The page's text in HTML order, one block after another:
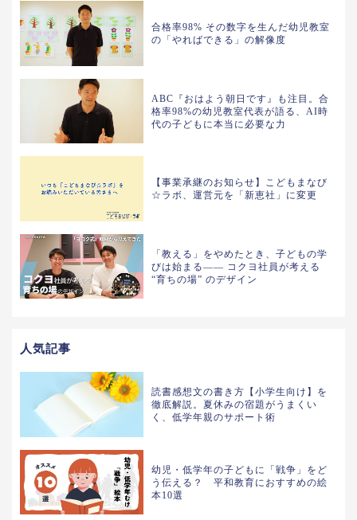
合格率98% その数字を生んだ幼児教室
の「やればできる」の解像度
ABC『おはよう朝日です』も注目。合
格率98%の幼児教室代表が語る、AI時
代の子どもに本当に必要な力
【事業承継のお知らせ】こどもまなび
☆ラボ、運営元を「新恵社」に変更
「教える」をやめたとき、子どもの学
びは始まる—— コクヨ社員が考える
“育ちの場” のデザイン
人気記事
読書感想文の書き方【小学生向け】を
徹底解説。夏休みの宿題がうまくい
く、低学年親のサポート術
幼児・低学年の子どもに「戦争」をど
う伝える？ 平和教育におすすめの絵
本10選